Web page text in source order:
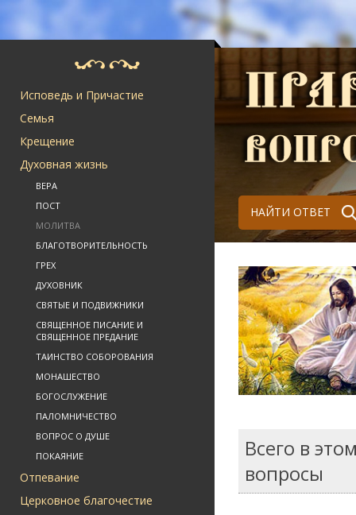
Исповедь и Причастие
Семья
Крещение
Духовная жизнь
ВЕРА
ПОСТ
МОЛИТВА
БЛАГОТВОРИТЕЛЬНОСТЬ
ГРЕХ
ДУХОВНИК
СВЯТЫЕ И ПОДВИЖНИКИ
СВЯЩЕННОЕ ПИСАНИЕ И
СВЯЩЕННОЕ ПРЕДАНИЕ
ТАИНСТВО СОБОРОВАНИЯ
МОНАШЕСТВО
БОГОСЛУЖЕНИЕ
ПАЛОМНИЧЕСТВО
ВОПРОС О ДУШЕ
ПОКАЯНИЕ
Отпевание
Церковное благочестие
НАЙТИ ОТВЕТ
Всего в
вопросы